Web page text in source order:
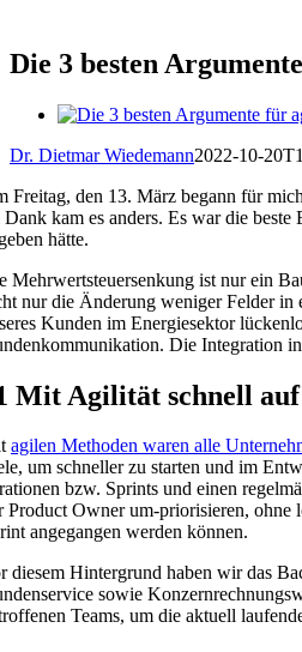
Die 3 besten
Zeige
Bild
Dr. Dietmar Wiedemann2022-10-
Freitag, den 13. März begann für
Dank kam es anders. Es war die
hätte.
Mehrwertsteuersenkung ist nur ein
nur die Änderung weniger Felder in
Kunden im Energiesektor
Die Integration
Mit Agilität schnell
agilen Methoden waren alle
um schneller zu starten und im
bzw. Sprints und einen
Product Owner um-priorisieren, ohne
angegangen werden können.
diesem Hintergrund haben wir das
sowie
Teams, um die aktuell